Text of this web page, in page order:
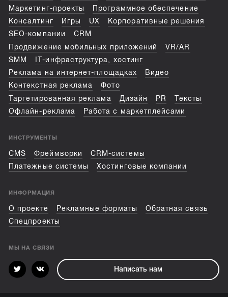
Маркетинг-проекты
Программное обеспечение
Консалтинг
Игры UX
Корпоративные решения
SEO-компании
CRM
Продвижение мобильных приложений
VR/AR
SMM
IT-инфраструктура, хостинг
Реклама на интернет-площадках
Видео
Контекстная реклама
Фото
Таргетированная реклама
Дизайн PR
Тексты
Офлайн-реклама
Работа с маркетплейсами
ИНСТРУМЕНТЫ
CMS Фреймворки
CRM-системы
Платежные системы
Хостинговые компании
ИНФОРМАЦИЯ
О проекте Рекламные форматы
Обратная связь
Спецпроекты
МЫ НА СВЯЗИ
Написать нам